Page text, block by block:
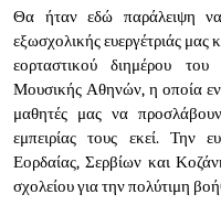
Θα ήταν εδώ παράλειψη
εξωσχολικής ευεργέτριάς μας
εορταστικού διημέρου
Μουσικής Αθηνών, η οποία
μαθητές μας να προσλάβουν
εμπειρίας τους εκεί. Την
Εορδαίας, Σερβίων και
σχολείου για την πολύτιμη